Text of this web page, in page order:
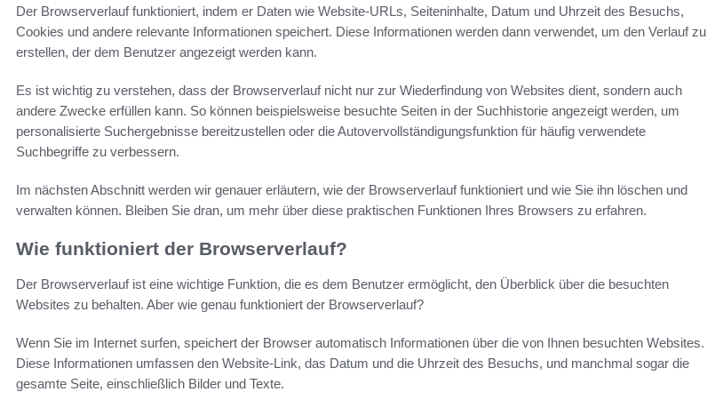
Der Browserverlauf funktioniert, indem er Daten wie Website-URLs, Seiteninhalte, Datum und Uhrzeit des Besuchs,
Cookies und andere relevante Informationen speichert. Diese Informationen werden dann verwendet, um den Verlauf zu
erstellen, der dem Benutzer angezeigt werden kann.
Es ist wichtig zu verstehen, dass der Browserverlauf nicht nur zur Wiederfindung von Websites dient, sondern auch
andere Zwecke erfüllen kann. So können beispielsweise besuchte Seiten in der Suchhistorie angezeigt werden, um
personalisierte Suchergebnisse bereitzustellen oder die Autovervollständigungsfunktion für häufig verwendete
Suchbegriffe zu verbessern.
Im nächsten Abschnitt werden wir genauer erläutern, wie der Browserverlauf funktioniert und wie Sie ihn löschen und
verwalten können. Bleiben Sie dran, um mehr über diese praktischen Funktionen Ihres Browsers zu erfahren.
Wie funktioniert der Browserverlauf?
Der Browserverlauf ist eine wichtige Funktion, die es dem Benutzer ermöglicht, den Überblick über die besuchten
Websites zu behalten. Aber wie genau funktioniert der Browserverlauf?
Wenn Sie im Internet surfen, speichert der Browser automatisch Informationen über die von Ihnen besuchten Websites.
Diese Informationen umfassen den Website-Link, das Datum und die Uhrzeit des Besuchs, und manchmal sogar die
gesamte Seite, einschließlich Bilder und Texte.